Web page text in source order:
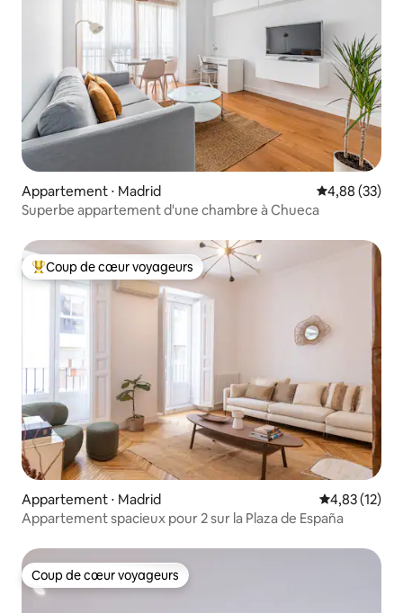
Appartement ⋅ Madrid Évaluation
4,88 (33)
Superbe appartement d'une chambre à Chueca
Coups de cœur voyageurs les plus appréciés
Coup de cœur voyageurs
Appartement ⋅ Madrid Évaluation
4,83 (12)
Appartement spacieux pour 2 sur la Plaza de España
Coup de cœur voyageurs
Coup de cœur voyageurs